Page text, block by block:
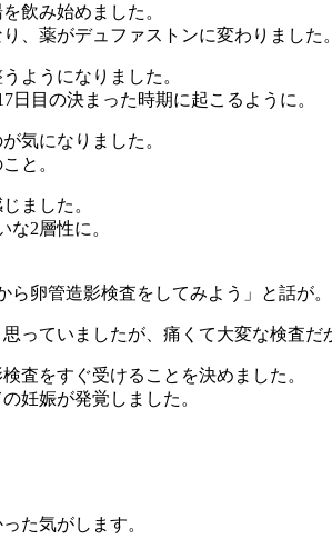
飲み始めました。
、薬がデュファストンに変わりました。
ようになりました。
日目の決まった時期に起こるように。
気になりました。
と。
ました。
2層性に。
卵管造影検査をしてみよう」と話が。
っていましたが、痛くて大変な検査
査をすぐ受けることを決めました。
妊娠が発覚しました。
た気がします。